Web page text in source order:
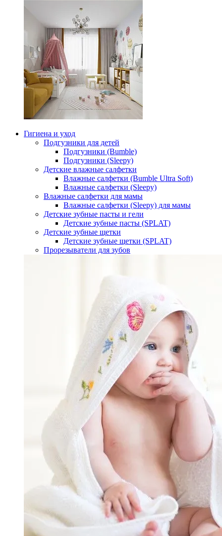
Гигиена и уход
Подгузники для детей
Подгузники (Bumble)
Подгузники (Sleepy)
Детские влажные салфетки
Влажные салфетки (Bumble Ultra Soft)
Влажные салфетки (Sleepy)
Влажные салфетки для мамы
Влажные салфетки (Sleepy) для мамы
Детские зубные пасты и гели
Детские зубные пасты (SPLAT)
Детские зубные щетки
Детские зубные щетки (SPLAT)
Прорезыватели для зубов